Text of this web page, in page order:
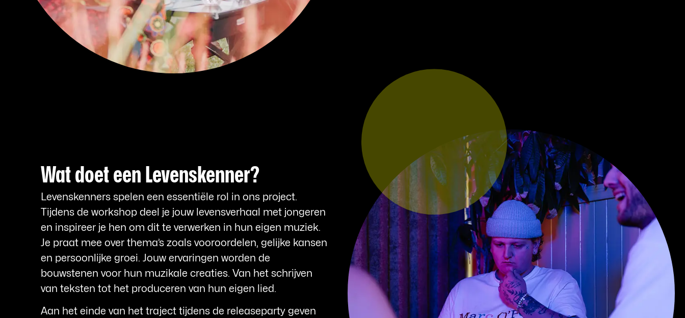
Wat doet een Levenskenner?
Levenskenners spelen een essentiële rol in ons project.
Tijdens de workshop deel je jouw levensverhaal met jongeren
en inspireer je hen om dit te verwerken in hun eigen muziek.
Je praat mee over thema’s zoals vooroordelen, gelijke kansen
en persoonlijke groei. Jouw ervaringen worden de
bouwstenen voor hun muzikale creaties. Van het schrijven
van teksten tot het produceren van hun eigen lied.
Aan het einde van het traject tijdens de releaseparty geven